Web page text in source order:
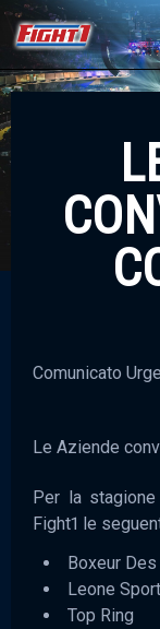
Comunicato
Le Aziende
Per la
Fight1 le
Boxeur Des
Leone Sport
Top Ring